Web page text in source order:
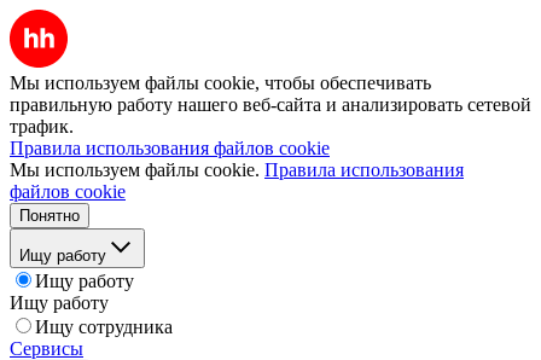
Мы используем файлы cookie, чтобы обеспечивать
правильную работу нашего веб-сайта и анализировать сетевой
трафик.
Правила использования файлов cookie
Мы используем файлы cookie. Правила использования
файлов cookie
Понятно
Ищу работу
Ищу работу
Ищу работу
Ищу сотрудника
Сервисы